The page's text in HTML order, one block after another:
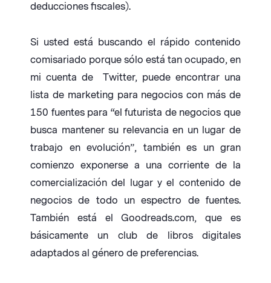
deducciones fiscales).
Si usted está buscando el rápido contenido
comisariado porque sólo está tan ocupado, en
mi cuenta de Twitter, puede encontrar una
lista de marketing para negocios con más de
150 fuentes para “el futurista de negocios que
busca mantener su relevancia en un lugar de
trabajo en evolución”, también es un gran
comienzo exponerse a una corriente de la
comercialización del lugar y el contenido de
negocios de todo un espectro de fuentes.
También está el Goodreads.com, que es
básicamente un club de libros digitales
adaptados al género de preferencias.